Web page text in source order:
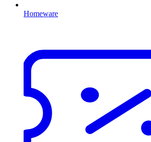
Homeware